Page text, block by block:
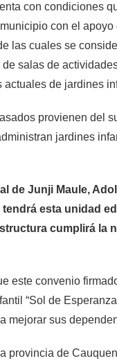
con condiciones
con el
las cuales se
salas de
actuales de jardines
provienen del
jardines
de Junji Maule,
tendrá esta unidad
cumplirá la
este convenio
“Sol de
mejorar sus
provincia de